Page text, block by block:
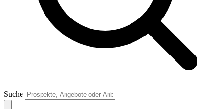
Suche